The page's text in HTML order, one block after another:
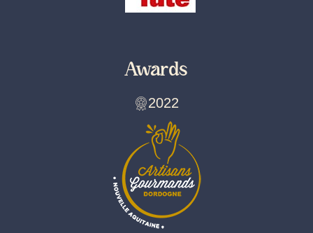
Awards
2022